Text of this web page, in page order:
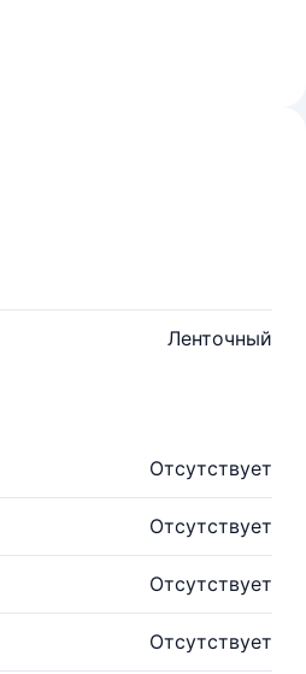
Ленточный
Отсутствует
Отсутствует
Отсутствует
Отсутствует